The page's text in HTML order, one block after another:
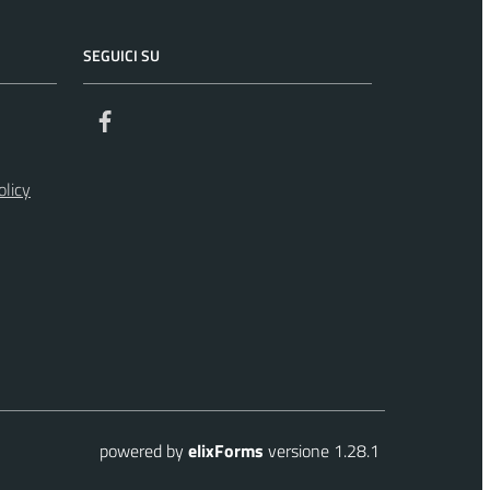
SEGUICI SU
powered by elixForms versione 1.28.1